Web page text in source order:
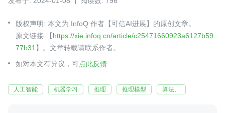
版权声明: 本文为 InfoQ 作者【可信AI进展】的原创文章。
原文链接:【https://xie.infoq.cn/article/c25471660923a6127b59
77b31 】。文章转载请联系作者。
如对本文有异议，可点此反馈
人工智能 机器学习 推理 推理模型 算法、